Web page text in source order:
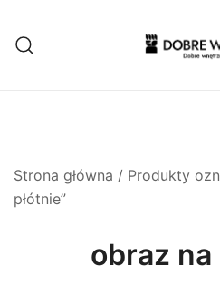
treści
Strona główna / Produkty
płótnie”
obraz na